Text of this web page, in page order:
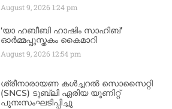
August 9, 2026 1:24 pm
‘യാ ഹബീബി ഹാഷിം സാഹിബ്’
ഓർമ്മപ്പുസ്തകം കൈമാറി
August 9, 2026 12:54 pm
ശ്രീനാരായണ കൾച്ചറൽ സൊസൈറ്റി
(SNCS) ടുബ്ലി ഏരിയ യൂണിറ്റ്
പുനഃസംഘടിപ്പിച്ചു